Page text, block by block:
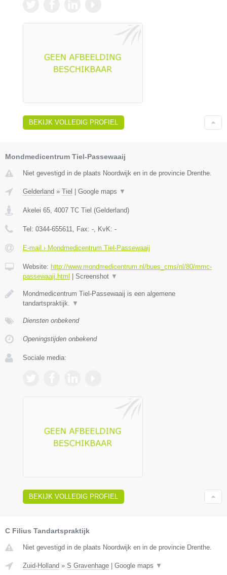
BEKIJK VOLLEDIG PROFIEL
Mondmedicentrum Tiel-Passewaaij
Niet gevestigd in de plaats Noordwijk en in de provincie Drenthe.
Gelderland » Tiel Google maps ▼
Akelei 65, 4007 TC Tiel (Gelderland)
Tel: 0344-655611, Fax: -, KvK: -
E-mail › Mondmedicentrum Tiel-Passewaaij
Website: http://www.mondmedicentrum.nl/bues_cms/nl/80/mmc-
passewaaij.html
Screenshot ▼
Mondmedicentrum Tiel-Passewaaij is een algemene
tandartspraktijk. ▼
Diensten onbekend
Openingstijden onbekend
Sociale media:
BEKIJK VOLLEDIG PROFIEL
C Filius Tandartspraktijk
Niet gevestigd in de plaats Noordwijk en in de provincie Drenthe.
Zuid-Holland » S Gravenhage Google maps ▼